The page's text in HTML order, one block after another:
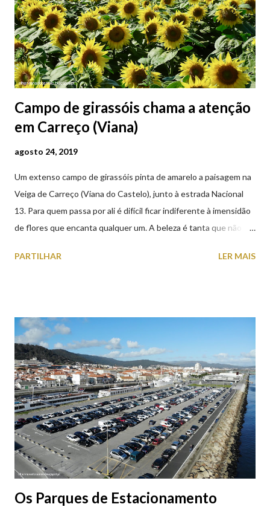
Campo de girassóis chama a atenção
em Carreço (Viana)
agosto 24, 2019
Um extenso campo de girassóis pinta de amarelo a paisagem na
Veiga de Carreço (Viana do Castelo), junto à estrada Nacional
13. Para quem passa por ali é difícil ficar indiferente à imensidão
de flores que encanta qualquer um. A beleza é tanta que não
aproveite a paisagem como cenário para tirar algumas
PARTILHAR LER MAIS
Os Parques de Estacionamento